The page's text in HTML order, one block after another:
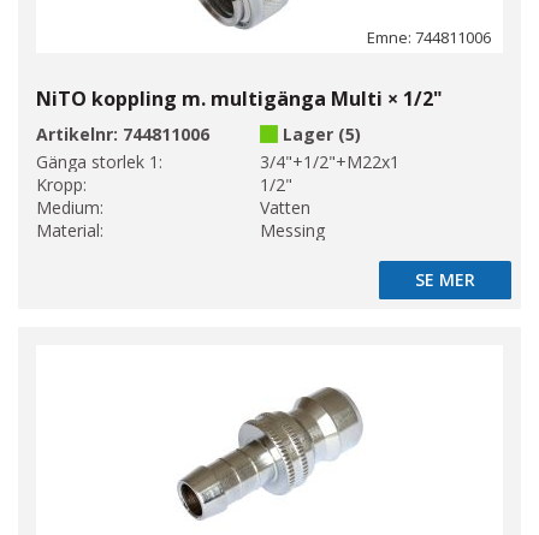
Emne: 744811006
NiTO koppling m. multigänga Multi × 1/2"
Artikelnr: 744811006
Lager (5)
Gänga storlek 1:
3/4"+1/2"+M22x1
Kropp:
1/2"
Medium:
Vatten
Material:
Messing
SE MER
SE MER